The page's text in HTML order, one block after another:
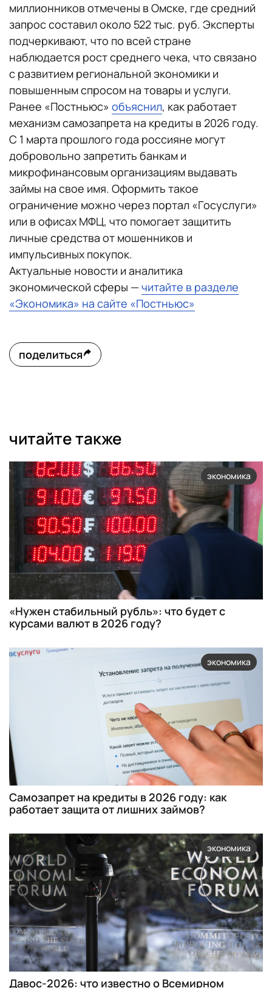
миллионников отмечены в Омске, где средний
запрос составил около 522 тыс. руб. Эксперты
подчеркивают, что по всей стране
наблюдается рост среднего чека, что связано
с развитием региональной экономики и
повышенным спросом на товары и услуги.
Ранее «Постньюс» объяснил, как работает
механизм самозапрета на кредиты в 2026 году.
С 1 марта прошлого года россияне могут
добровольно запретить банкам и
микрофинансовым организациям выдавать
займы на свое имя. Оформить такое
ограничение можно через портал «Госуслуги»
или в офисах МФЦ, что помогает защитить
личные средства от мошенников и
импульсивных покупок.
Актуальные новости и аналитика
экономической сферы — читайте в разделе
«Экономика» на сайте «Постньюс»
поделиться
читайте также
экономика
«Нужен стабильный рубль»: что будет с
курсами валют в 2026 году?
экономика
Самозапрет на кредиты в 2026 году: как
работает защита от лишних займов?
экономика
Давос-2026: что известно о Всемирном